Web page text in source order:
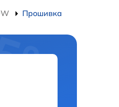
Прошивка